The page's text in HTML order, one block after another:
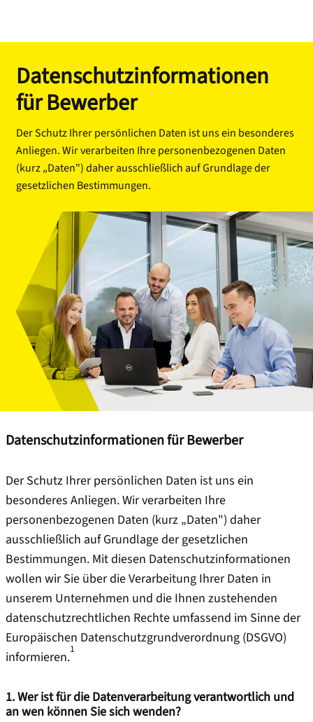
Datenschutzinformationen
für Bewerber
Der Schutz Ihrer persönlichen Daten ist uns ein besonderes
Anliegen. Wir verarbeiten Ihre personenbezogenen Daten
(kurz „Daten") daher ausschließlich auf Grundlage der
gesetzlichen Bestimmungen.
Datenschutzinformationen für Bewerber
Der Schutz Ihrer persönlichen Daten ist uns ein
besonderes Anliegen. Wir verarbeiten Ihre
personenbezogenen Daten (kurz „Daten") daher
ausschließlich auf Grundlage der gesetzlichen
Bestimmungen. Mit diesen Datenschutzinformationen
wollen wir Sie über die Verarbeitung Ihrer Daten in
unserem Unternehmen und die Ihnen zustehenden
datenschutzrechtlichen Rechte umfassend im Sinne der
Europäischen Datenschutzgrundverordnung (DSGVO)
informieren.
1
1. Wer ist für die Datenverarbeitung verantwortlich und
an wen können Sie sich wenden?